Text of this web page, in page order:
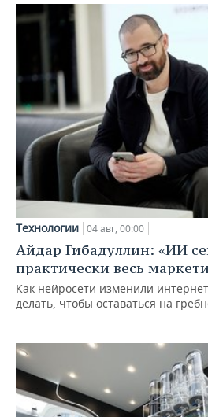
Технологии 04 авг, 00:00
Айдар Гибадуллин: «ИИ
практически весь
Как нейросети изменили
делать, чтобы оставаться на